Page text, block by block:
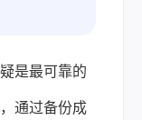
是最可靠的
通过备份成